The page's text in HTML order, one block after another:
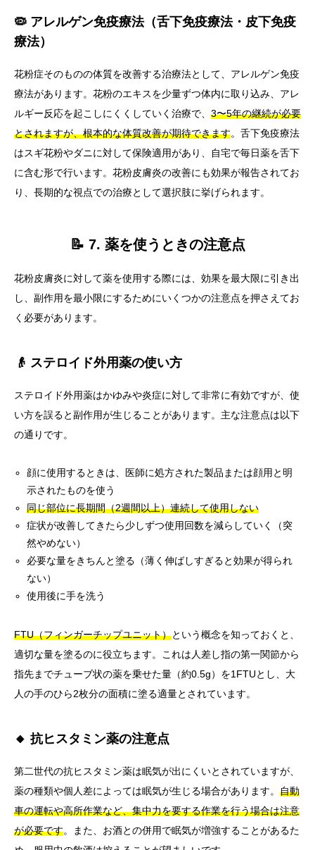
🦠 アレルゲン免疫療法（舌下免疫療法・皮下免疫
療法）
花粉症そのものの体質を改善する治療法として、アレルゲン免疫
療法があります。花粉のエキスを少量ずつ体内に取り込み、アレ
ルギー反応を起こしにくくしていく治療で、 3〜5年の継続が必要
とされますが、根本的な体質改善が期待できます。舌下免疫療法
はスギ花粉やダニに対して保険適用があり、自宅で毎日薬を舌下
に含む形で行います。花粉皮膚炎の改善にも効果が報告されてお
り、長期的な視点での治療として選択肢に挙げられます。
📝 7. 薬を使うときの注意点
花粉皮膚炎に対して薬を使用する際には、効果を最大限に引き出
し、副作用を最小限にするためにいくつかの注意点を押さえてお
く必要があります。
👴 ステロイド外用薬の使い方
ステロイド外用薬はかゆみや炎症に対して非常に有効ですが、使
い方を誤ると副作用が生じることがあります。主な注意点は以下
の通りです。
顔に使用するときは、医師に処方された製品または顔用と明
示されたものを使う
同じ部位に長期間（2週間以上）連続して使用しない
症状が改善してきたら少しずつ使用回数を減らしていく（突
然やめない）
必要な量をきちんと塗る（薄く伸ばしすぎると効果が得られ
ない）
使用後に手を洗う
FTU（フィンガーチップユニット）という概念を知っておくと、
適切な量を塗るのに役立ちます。これは人差し指の第一関節から
指先までチューブ状の薬を乗せた量（約0.5g）を1FTUとし、大
人の手のひら2枚分の面積に塗る適量とされています。
🔸 抗ヒスタミン薬の注意点
第二世代の抗ヒスタミン薬は眠気が出にくいとされていますが、
薬の種類や個人差によっては眠気が生じる場合があります。 自動
車の運転や高所作業など、集中力を要する作業を行う場合は注意
が必要です。また、お酒との併用で眠気が増強することがあるた